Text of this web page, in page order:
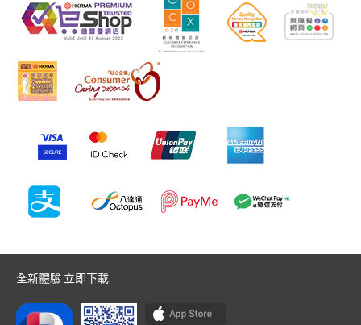
全新體驗 立即下載